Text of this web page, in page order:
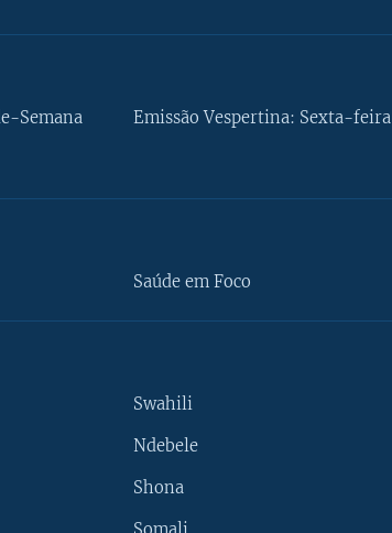
Semana Emissão Vespertina: Sexta-feira
Saúde em Foco
Swahili
Ndebele
Shona